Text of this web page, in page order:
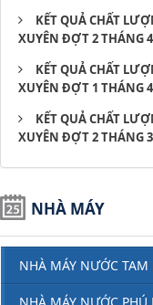
KẾT QUẢ CHẤT
XUYÊN ĐỢT 2 THÁNG
KẾT QUẢ CHẤT
XUYÊN ĐỢT 1 THÁNG
KẾT QUẢ CHẤT
XUYÊN ĐỢT 2 THÁNG
NHÀ MÁY
NHÀ MÁY NƯỚC TAM